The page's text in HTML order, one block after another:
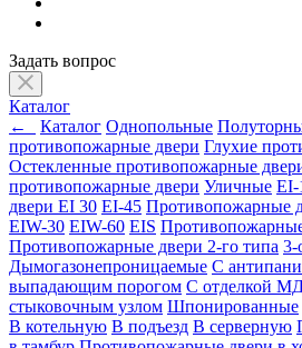
Задать вопрос
Каталог
←
Каталог Однопольные
противопожарные двери Глухие
Остекленные противопожарные
противопожарные двери Уличные EI-
двери EI 30 EI-45 Противопожарные
EIW-30 EIW-60 EIS
Противопожарные двери 2-го типа 3-
Дымогазонепроницаемые С
выпадающим порогом С отделкой
стыковочным узлом Шпонированные
В котельную В подъезд В серверную